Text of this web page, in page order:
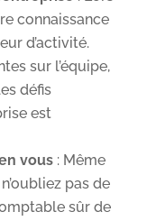
connaissance
d’activité.
sur l’équipe,
défis
est
vous: Même
pas de
sûr de